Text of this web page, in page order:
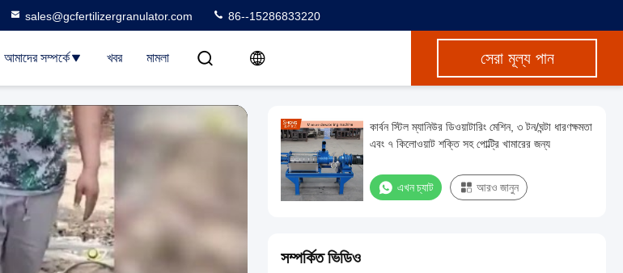
sales@gcfertilizergranulator.com 86--15286833220
আমাদের সম্পর্কে খবর মামলা সেরা মূল্য পান
কার্বন স্টিল ম্যানিউর ডিওয়াটারিং মেশিন, ৩ টন/ঘন্টা ধারণক্ষমতা
এবং ৭ কিলোওয়াট শক্তি সহ পোল্ট্রি খামারের জন্য
এখন চ্যাট আরও জানুন
সম্পর্কিত ভিডিও